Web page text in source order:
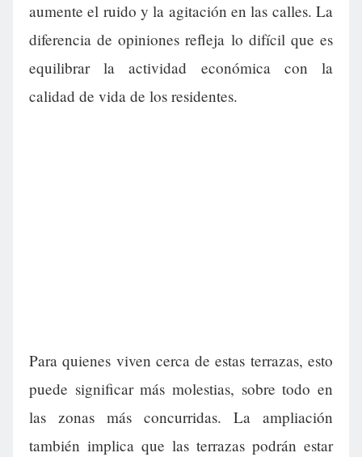
aumente el ruido y la agitación en las calles. La
diferencia de opiniones refleja lo difícil que es
equilibrar la actividad económica con la
calidad de vida de los residentes.
Para quienes viven cerca de estas terrazas, esto
puede significar más molestias, sobre todo en
las zonas más concurridas. La ampliación
también implica que las terrazas podrán estar